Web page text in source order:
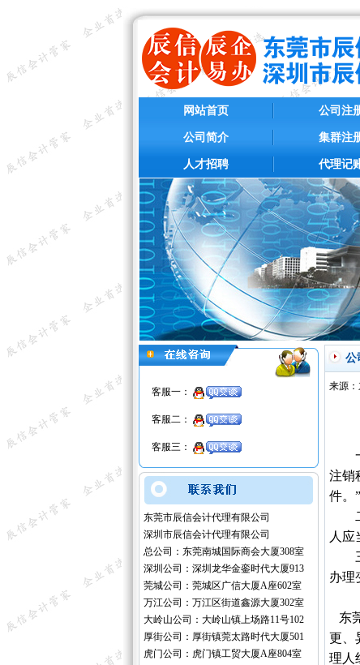
网站首页
公司简介
人才招聘
公司注
集群注
代理记
客服一：
客服二：
客服三：
东莞市辰信会计代理有限公司
深圳市辰信会计代理有限公司
总公司：东莞南城国际商会大厦308室
深圳公司：深圳龙华金銮时代大厦913
莞城公司：莞城区广信大厦A座602室
万江公司：万江区街道鑫源大厦302室
大岭山公司：大岭山镇上场路11号102
厚街公司：厚街镇莞太路时代大厦501
虎门公司：虎门镇工贸大厦A座804室
公
来源
一
注销
件。”
二
人应
三
办理
东
更、
理人